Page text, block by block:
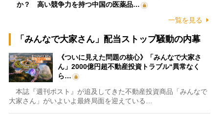
か？ 高い競争力を持つ中国の医薬品…
一覧を見る
「みんなで大家さん」配当ストップ騒動の内幕
《ついに見えた問題の核心》「みんなで大家さ
ん」2000億円超不動産投資トラブル“異常なく
ら…
本誌『週刊ポスト』が追及してきた不動産投資商品「みんなで
大家さん」がいよいよ最終局面を迎えている…